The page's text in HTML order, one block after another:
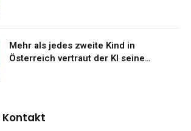
Mehr als jedes zweite Kind in
Österreich vertraut der KI seine
Kontakt